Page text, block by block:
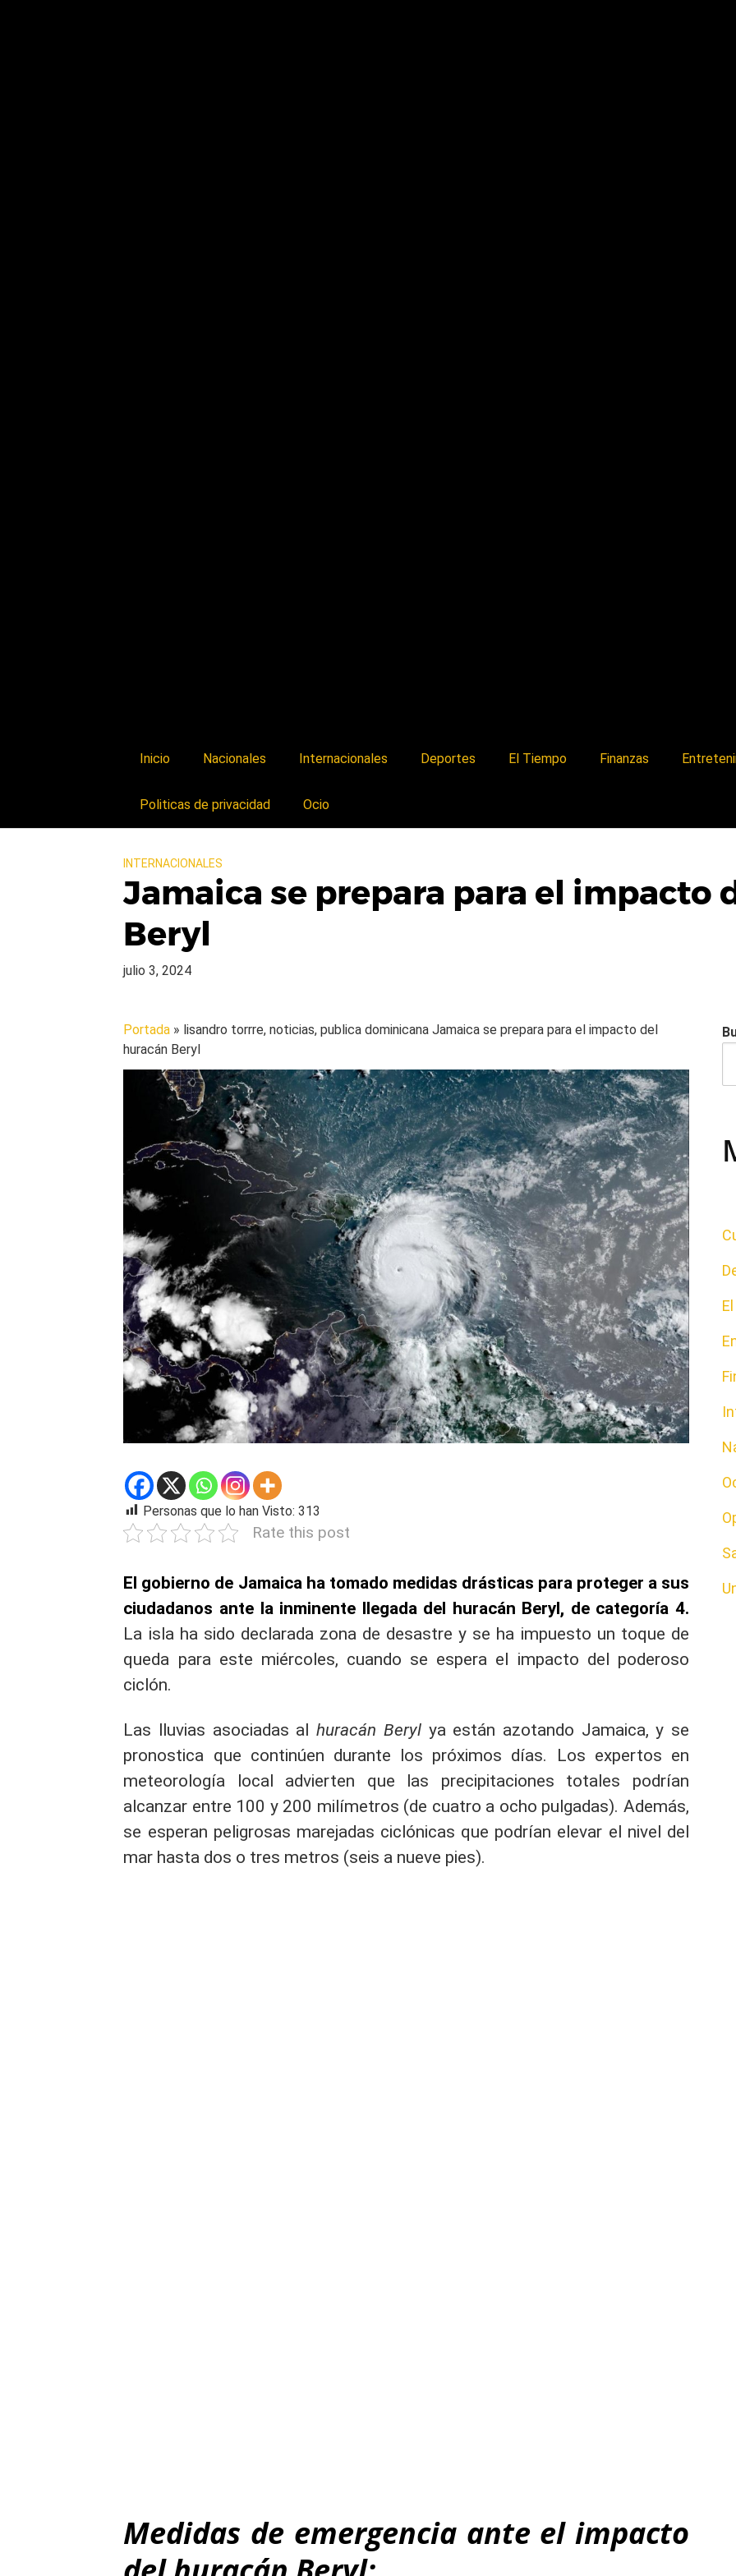
Inicio Nacionales Internacionales Deportes El Tiempo Finanzas
Politicas de privacidad Ocio
INTERNACIONALES
Jamaica se prepara para el impacto
Beryl
julio 3, 2024
Portada » lisandro torrre, noticias, publica dominicanaJamaica se prepara para el impacto del
huracán Beryl
Personas que lo han Visto: 313
Rate this post
El gobierno de Jamaica ha tomado medidas drásticas para proteger a sus
ciudadanos ante la inminente llegada del huracán Beryl, de categoría 4.
La isla ha sido declarada zona de desastre y se ha impuesto un toque de
queda para este miércoles, cuando se espera el impacto del poderoso
ciclón.
Las lluvias asociadas alhuracán Berylya están azotando Jamaica, y se
pronostica que continúen durante los próximos días. Los expertos en
meteorología local advierten que las precipitaciones totales podrían
alcanzar entre 100 y 200 milímetros (de cuatro a ocho pulgadas). Además,
se esperan peligrosas marejadas ciclónicas que podrían elevar el nivel del
mar hasta dos o tres metros (seis a nueve pies).
Medidas de emergencia ante el impacto